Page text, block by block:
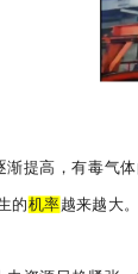
渐提高，有毒气
的机率越来越大。